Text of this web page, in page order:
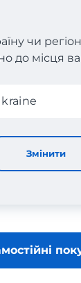
чи
до місця
Змінити